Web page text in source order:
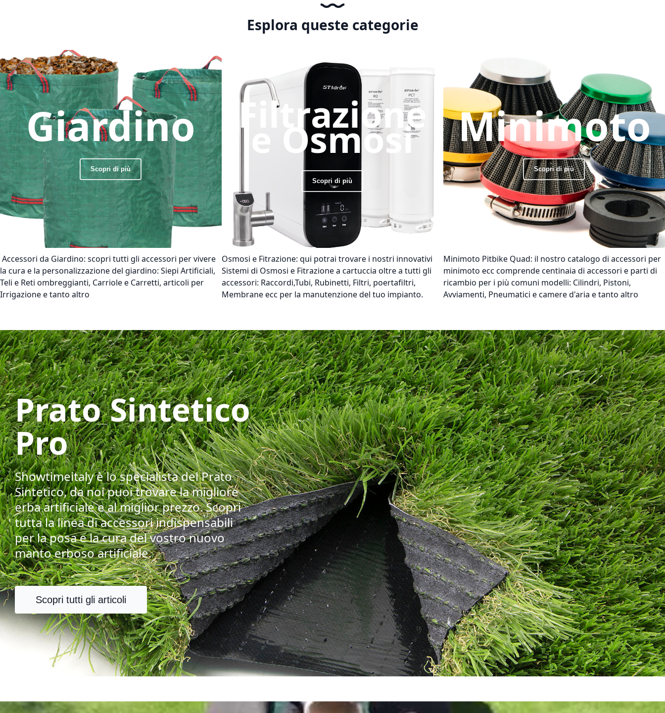
Esplora queste categorie
Giardino
Scopri di più
Accessori da Giardino: scopri tutti gli accessori per vivere
la cura e la personalizzazione del giardino: Siepi Artificiali,
Teli e Reti ombreggianti, Carriole e Carretti, articoli per
Irrigazione e tanto altro
Filtrazione
e Osmosi
Scopri di più
Osmosi e Fitrazione: qui potrai trovare i nostri innovativi
Sistemi di Osmosi e Fitrazione a cartuccia oltre a tutti gli
accessori: Raccordi,Tubi, Rubinetti, Filtri, poertafiltri,
Membrane ecc per la manutenzione del tuo impianto.
Minimoto
Scopri di più
Minimoto Pitbike Quad: il nostro catalogo di accessori per
minimoto ecc comprende centinaia di accessori e parti di
ricambio per i più comuni modelli: Cilindri, Pistoni,
Avviamenti, Pneumatici e camere d'aria e tanto altro
Prato Sintetico
Pro
Showtimeitaly è lo specialista del Prato
Sintetico, da noi puoi trovare la migliore
erba artificiale e al miglior prezzo. Scopri
tutta la linea di accessori indispensabili
per la posa e la cura del vostro nuovo
manto erboso artificiale.
Scopri tutti gli articoli